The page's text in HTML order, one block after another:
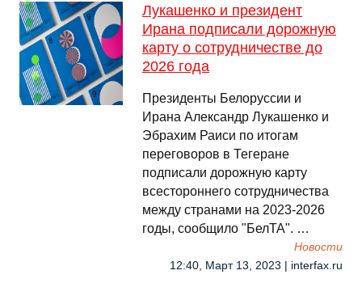
Лукашенко и президент
Ирана подписали дорожную
карту о сотрудничестве до
2026 года
Президенты Белоруссии и
Ирана Александр Лукашенко и
Эбрахим Раиси по итогам
переговоров в Тегеране
подписали дорожную карту
всестороннего сотрудничества
между странами на 2023-2026
годы, сообщило "БелТА". …
Новости
12:40, Март 13, 2023 | interfax.ru